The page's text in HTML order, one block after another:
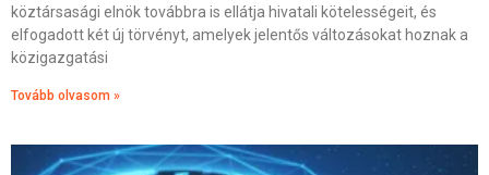
köztársasági elnök továbbra is ellátja hivatali kötelességeit, és
elfogadott két új törvényt, amelyek jelentős változásokat hoznak a
közigazgatási
Tovább olvasom »